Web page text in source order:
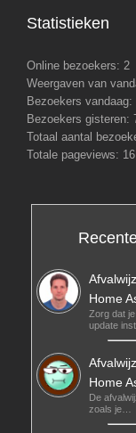
Statistieken
Online bezoekers: 2
Weergaven van
Bezoekers vandaag:
Bezoekers gisteren:
Totaal aantal
Totale pageviews: 16
Home
Zorg dat
update
Home
De
zoals je…